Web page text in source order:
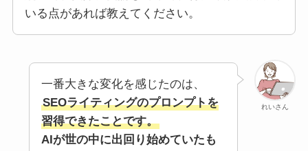
いる点があれば教えてください。
れいさん
一番大きな変化を感じたのは、
SEOライティングのプロンプトを
習得できたことです。
AIが世の中に出回り始めていたも